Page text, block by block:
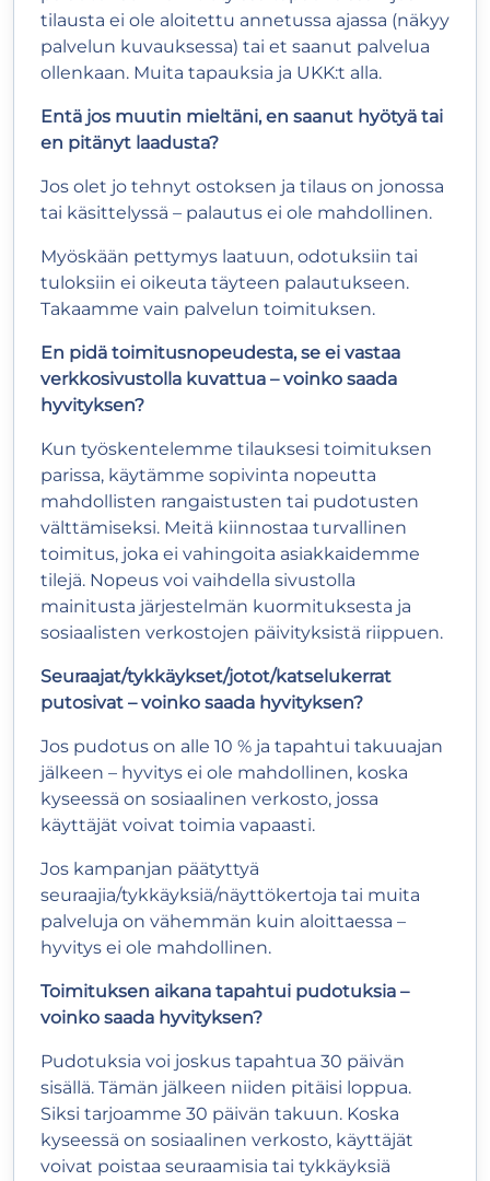
tilausta ei ole aloitettu annetussa ajassa (näkyy
palvelun kuvauksessa) tai et saanut palvelua
ollenkaan. Muita tapauksia ja UKK:t alla.
Entä jos muutin mieltäni, en saanut hyötyä tai
en pitänyt laadusta?
Jos olet jo tehnyt ostoksen ja tilaus on jonossa
tai käsittelyssä – palautus ei ole mahdollinen.
Myöskään pettymys laatuun, odotuksiin tai
tuloksiin ei oikeuta täyteen palautukseen.
Takaamme vain palvelun toimituksen.
En pidä toimitusnopeudesta, se ei vastaa
verkkosivustolla kuvattua – voinko saada
hyvityksen?
Kun työskentelemme tilauksesi toimituksen
parissa, käytämme sopivinta nopeutta
mahdollisten rangaistusten tai pudotusten
välttämiseksi. Meitä kiinnostaa turvallinen
toimitus, joka ei vahingoita asiakkaidemme
tilejä. Nopeus voi vaihdella sivustolla
mainitusta järjestelmän kuormituksesta ja
sosiaalisten verkostojen päivityksistä riippuen.
Seuraajat/tykkäykset/jotot/katselukerrat
putosivat – voinko saada hyvityksen?
Jos pudotus on alle 10 % ja tapahtui takuuajan
jälkeen – hyvitys ei ole mahdollinen, koska
kyseessä on sosiaalinen verkosto, jossa
käyttäjät voivat toimia vapaasti.
Jos kampanjan päätyttyä
seuraajia/tykkäyksiä/näyttökertoja tai muita
palveluja on vähemmän kuin aloittaessa –
hyvitys ei ole mahdollinen.
Toimituksen aikana tapahtui pudotuksia –
voinko saada hyvityksen?
Pudotuksia voi joskus tapahtua 30 päivän
sisällä. Tämän jälkeen niiden pitäisi loppua.
Siksi tarjoamme 30 päivän takuun. Koska
kyseessä on sosiaalinen verkosto, käyttäjät
voivat poistaa seuraamisia tai tykkäyksiä